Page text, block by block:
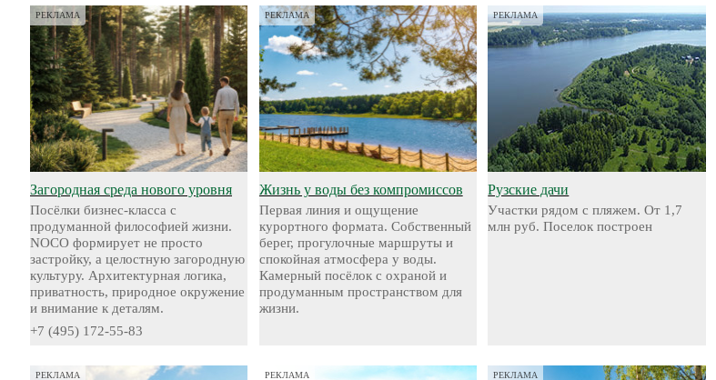
РЕКЛАМА
Загородная среда нового уровня
Посёлки бизнес-класса с
продуманной философией жизни.
NOCO формирует не просто
застройку, а целостную загородную
культуру. Архитектурная логика,
приватность, природное окружение
и внимание к деталям.
+7 (495) 172-55-83
РЕКЛАМА
Жизнь у воды без компромиссов
Первая линия и ощущение
курортного формата. Собственный
берег, прогулочные маршруты и
спокойная атмосфера у воды.
Камерный посёлок с охраной и
продуманным пространством для
жизни.
РЕКЛАМА
Рузские дачи
Участки рядом с пляжем. От 1,7
млн руб. Поселок построен
РЕКЛАМА РЕКЛАМА РЕКЛАМА